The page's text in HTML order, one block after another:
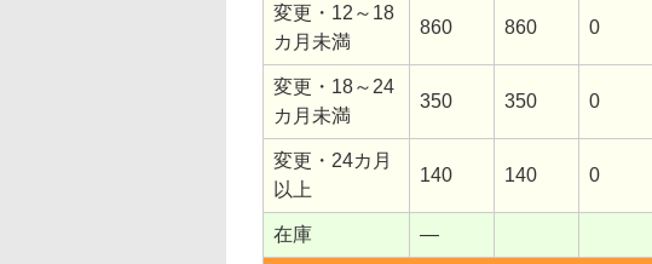
変更・12～18
カ月未満
860 860 0
変更・18～24
カ月未満
350 350 0
変更・24カ月
以上
140 140 0
在庫 ―